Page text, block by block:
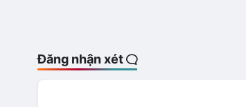
Đăng nhận xét